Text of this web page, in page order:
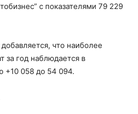
с показателями 79 229
что наиболее
за год наблюдается в
+10 058 до 54 094.